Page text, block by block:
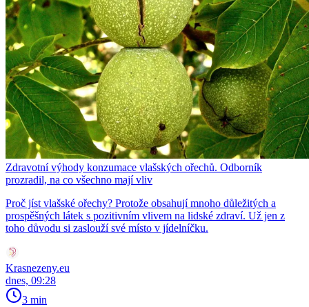
Zdravotní výhody konzumace vlašských ořechů. Odborník
prozradil, na co všechno mají vliv
Proč jíst vlašské ořechy? Protože obsahují mnoho důležitých a
prospěšných látek s pozitivním vlivem na lidské zdraví. Už jen z
toho důvodu si zaslouží své místo v jídelníčku.
Krasnezeny.eu
dnes, 09:28
3 min